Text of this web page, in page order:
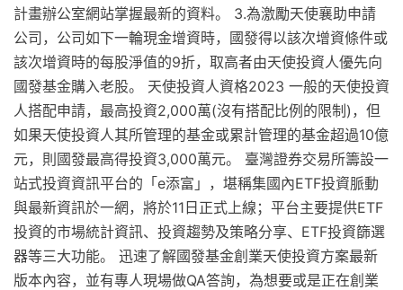
計畫辦公室網站掌握最新的資料。 3.為激勵天使襄助申請
公司，公司如下一輪現金增資時，國發得以該次增資條件或
該次增資時的每股淨值的9折，取高者由天使投資人優先向
國發基金購入老股。 天使投資人資格2023 一般的天使投資
人搭配申請，最高投資2,000萬(沒有搭配比例的限制)，但
如果天使投資人其所管理的基金或累計管理的基金超過10億
元，則國發最高得投資3,000萬元。 臺灣證券交易所籌設一
站式投資資訊平台的「e添富」，堪稱集國內ETF投資脈動
與最新資訊於一網，將於11日正式上線；平台主要提供ETF
投資的市場統計資訊、投資趨勢及策略分享、ETF投資篩選
器等三大功能。 迅速了解國發基金創業天使投資方案最新
版本內容，並有專人現場做QA答詢，為想要或是正在創業